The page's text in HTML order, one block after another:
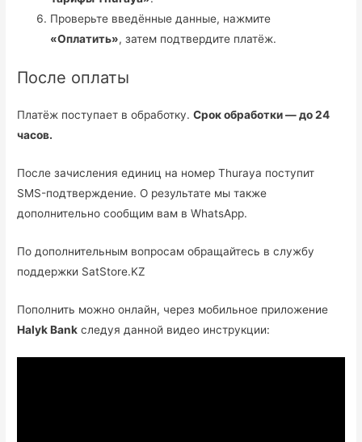
Проверьте введённые данные, нажмите
«Оплатить», затем подтвердите платёж.
После оплаты
Платёж поступает в обработку.Срок обработки — до 24
часов.
После зачисления единиц на номер Thuraya поступит
SMS-подтверждение. О результате мы также
дополнительно сообщим вам в WhatsApp.
По дополнительным вопросам обращайтесь в службу
поддержки SatStore.KZ
Пополнить можно онлайн, через мобильное приложение
Halyk Bank следуя данной видео инструкции: